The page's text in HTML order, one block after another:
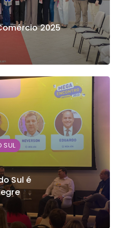
2025
SUL
Sul é